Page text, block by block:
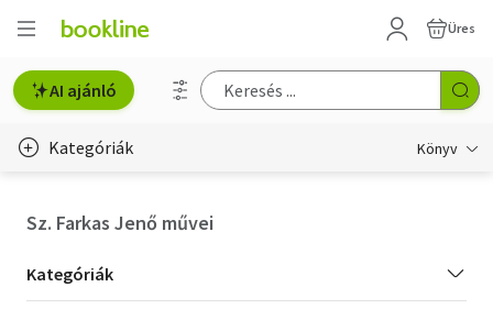
Üres
AI ajánló
Kategóriák Könyv
Sz. Farkas Jenő művei
Kategória
szűrés
Kategóriák